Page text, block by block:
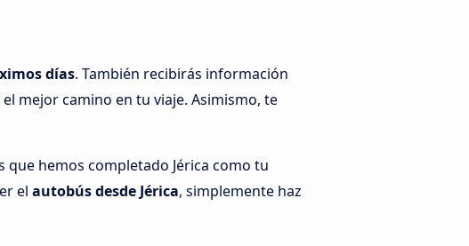
días. También recibirás información
mejor camino en tu viaje. Asimismo, te
que hemos completado Jérica como tu
el autobús desde Jérica, simplemente haz